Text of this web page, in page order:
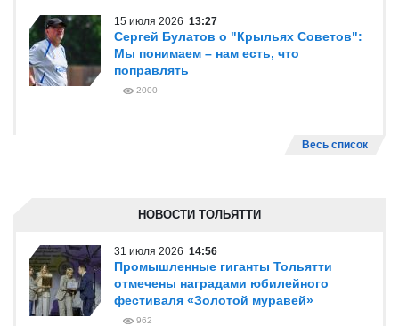
15 июля 2026 13:27
Сергей Булатов о "Крыльях Советов":
Мы понимаем – нам есть, что
поправлять
2000
Весь список
НОВОСТИ ТОЛЬЯТТИ
31 июля 2026 14:56
Промышленные гиганты Тольятти
отмечены наградами юбилейного
фестиваля «Золотой муравей»
962